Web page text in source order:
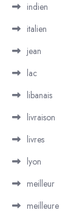
indien
italien
jean
lac
libanais
livraison
livres
lyon
meilleur
meilleure